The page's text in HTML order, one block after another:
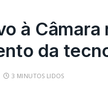
à Câmara
da
3 MINUTOS LIDOS